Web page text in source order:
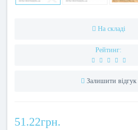
На складі
Рейтинг:
Залишити відгук
51.22грн.